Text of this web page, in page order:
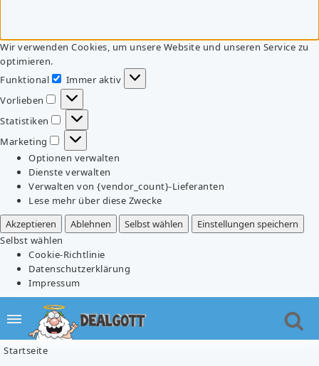
Wir verwenden Cookies, um unsere Website und unseren Service zu
optimieren.
Funktional
Funktional
Immer aktiv
Vorlieben
Vorlieben
Statistiken
Statistiken
Marketing
Marketing
Optionen verwalten
Dienste verwalten
Verwalten von {vendor_count}-Lieferanten
Lese mehr über diese Zwecke
Akzeptieren
Ablehnen Selbst wählen
Einstellungen speichern
Selbst wählen
Cookie-Richtlinie
Datenschutzerklärung
Impressum
Startseite